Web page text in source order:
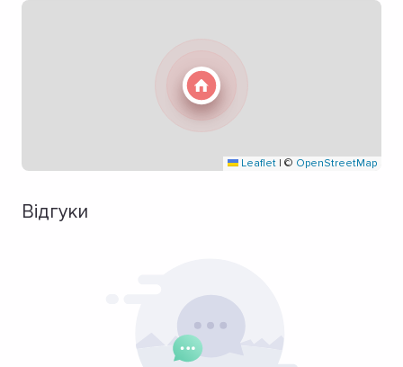
Leaflet | © OpenStreetMap
Відгуки